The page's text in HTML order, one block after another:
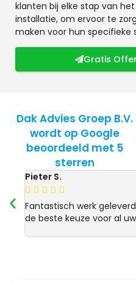
klanten bij elke stap van
installatie, om ervoor te
maken voor hun specifieke
Gratis
Dak Advies Groep B.V.
wordt op Google
beoordeeld met 5
sterren
Pieter S.
    
Fantastisch werk
de beste keuze voor al